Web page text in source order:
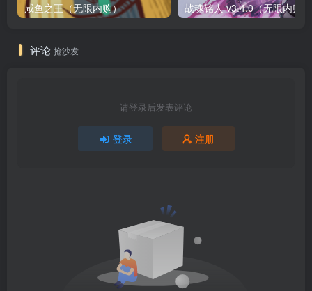
咸鱼之王（无限内购）
评论 抢沙发
请登录后发表评论
登录 注册